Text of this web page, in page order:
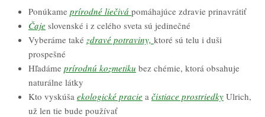
Ponúkame prírodné liečivá pomáhajúce zdravie prinavrátiť
Čaje slovenské i z celého sveta sú jedinečné
Vyberáme také zdravé potraviny, ktoré sú telu i duši
prospešné
Hľadáme prírodnú kozmetiku bez chémie, ktorá obsahuje
naturálne látky
Kto vyskúša ekologické pracie a čistiace prostriedky Ulrich,
už len tie bude používať